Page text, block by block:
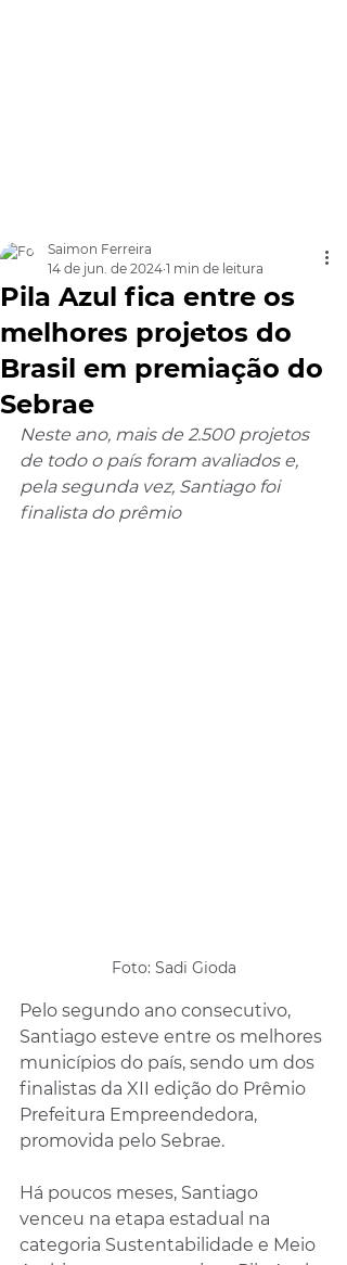
Pila Azul fica entre os
melhores projetos do
Brasil em premiação do
Sebrae
Saimon Ferreira
14 de jun. de 2024 1 min de leitura
Neste ano, mais de 2.500 projetos
de todo o país foram avaliados e,
pela segunda vez, Santiago foi
finalista do prêmio
Foto: Sadi Gioda
Pelo segundo ano consecutivo,
Santiago esteve entre os melhores
municípios do país, sendo um dos
finalistas da XII edição do Prêmio
Prefeitura Empreendedora,
promovida pelo Sebrae.
Há poucos meses, Santiago
venceu na etapa estadual na
categoria Sustentabilidade e Meio